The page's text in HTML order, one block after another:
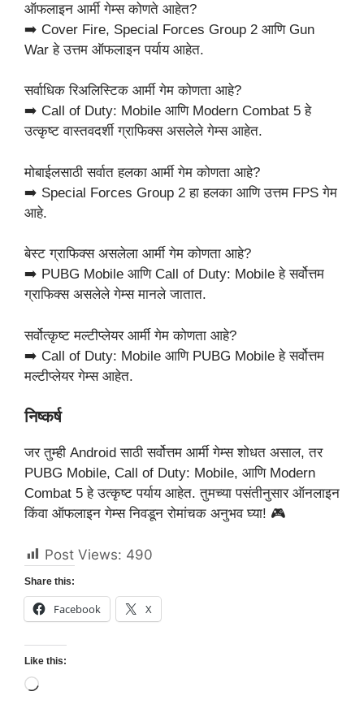
ऑफलाइन आर्मी गेम्स कोणते आहेत?
➡️ Cover Fire, Special Forces Group 2 आणि Gun
War हे उत्तम ऑफलाइन पर्याय आहेत.
सर्वाधिक रिअलिस्टिक आर्मी गेम कोणता आहे?
➡️ Call of Duty: Mobile आणि Modern Combat 5 हे
उत्कृष्ट वास्तवदर्शी ग्राफिक्स असलेले गेम्स आहेत.
मोबाईलसाठी सर्वात हलका आर्मी गेम कोणता आहे?
➡️ Special Forces Group 2 हा हलका आणि उत्तम FPS गेम
आहे.
बेस्ट ग्राफिक्स असलेला आर्मी गेम कोणता आहे?
➡️ PUBG Mobile आणि Call of Duty: Mobile हे सर्वोत्तम
ग्राफिक्स असलेले गेम्स मानले जातात.
सर्वोत्कृष्ट मल्टीप्लेयर आर्मी गेम कोणता आहे?
➡️ Call of Duty: Mobile आणि PUBG Mobile हे सर्वोत्तम
मल्टीप्लेयर गेम्स आहेत.
निष्कर्ष
जर तुम्ही Android साठी सर्वोत्तम आर्मी गेम्स शोधत असाल, तर
PUBG Mobile, Call of Duty: Mobile, आणि Modern
Combat 5 हे उत्कृष्ट पर्याय आहेत. तुमच्या पसंतीनुसार ऑनलाइन
किंवा ऑफलाइन गेम्स निवडून रोमांचक अनुभव घ्या! 🎮
Post Views: 490
Share this:
Facebook X
Like this:
Loading…